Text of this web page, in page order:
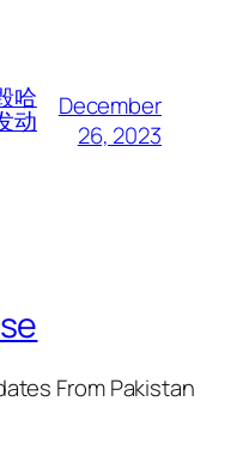
哈
动
December
26, 2023
From Pakistan